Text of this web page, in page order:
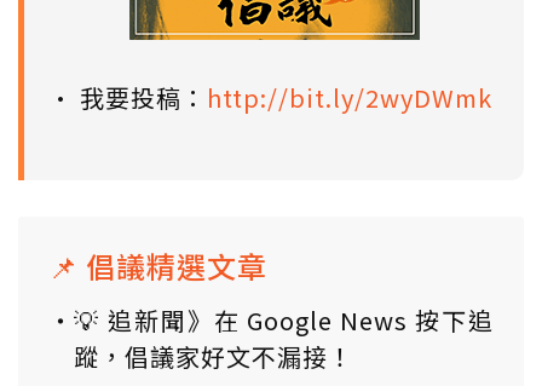
• 我要投稿： http://bit.ly/2wyDWmk
📌 倡議精選文章
💡 追新聞》在 Google News 按下追
蹤，倡議家好文不漏接！